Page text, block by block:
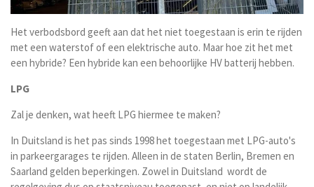
Het verbodsbord geeft aan dat het niet toegestaan is erin te rijden
met een waterstof of een elektrische auto. Maar hoe zit het met
een hybride? Een hybride kan een behoorlijke HV batterij hebben.
LPG
Zal je denken, wat heeft LPG hiermee te maken?
In Duitsland is het pas sinds 1998 het toegestaan met LPG-auto's
in parkeergarages te rijden. Alleen in de staten Berlin, Bremen en
Saarland gelden beperkingen. Zowel in Duitsland wordt de